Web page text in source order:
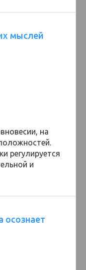
мыслей
на
регулируется
и
осознает